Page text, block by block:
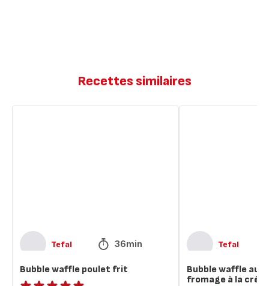
Recettes similaires
Tefal 36min
Bubble waffle poulet frit
Tefal
Bubble waffle au
fromage à la